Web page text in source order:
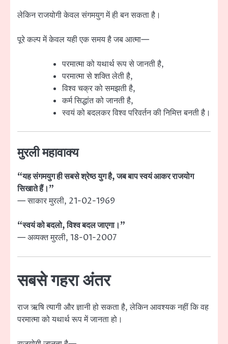
लेकिन राजयोगी केवल संगमयुग में ही बन सकता है।
पूरे कल्प में केवल यही एक समय है जब आत्मा—
परमात्मा को यथार्थ रूप से जानती है,
परमात्मा से शक्ति लेती है,
विश्व चक्र को समझती है,
कर्म सिद्धांत को जानती है,
स्वयं को बदलकर विश्व परिवर्तन की निमित्त बनती है।
मुरली महावाक्य
“यह संगमयुग ही सबसे श्रेष्ठ युग है, जब बाप स्वयं आकर राजयोग
सिखाते हैं।”
— साकार मुरली, 21-02-1969
“स्वयं को बदलो, विश्व बदल जाएगा।”
— अव्यक्त मुरली, 18-01-2007
सबसे गहरा अंतर
राज ऋषि त्यागी और ज्ञानी हो सकता है, लेकिन आवश्यक नहीं कि वह
परमात्मा को यथार्थ रूप में जानता हो।